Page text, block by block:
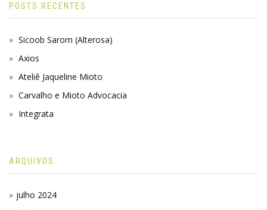
POSTS RECENTES
Sicoob Sarom (Alterosa)
Axios
Ateliê Jaqueline Mioto
Carvalho e Mioto Advocacia
Integrata
ARQUIVOS
julho 2024